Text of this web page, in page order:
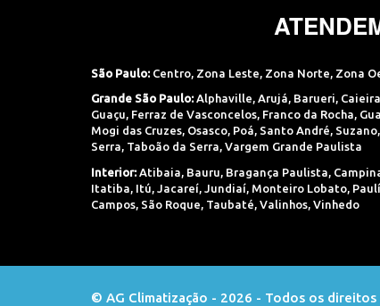
São Paulo: Centro Zona Leste Zona Norte Zona
Grande São Paulo: Alphaville, Arujá, Barueri,
Guaçu, Ferraz de Vasconcelos, Franco da Rocha,
Mogi das Cruzes, Osasco, Poá, Santo André, Suzano,
Serra, Taboão da Serra, Vargem Grande Paulista
Interior: Atibaia Bauru Bragança Paulista
Itatiba Itú Jacareí Jundiaí Monteiro Lobato
Campos São Roque Taubaté Valinhos Vinhedo
© AG Climatização - 2026 - Todos os direitos